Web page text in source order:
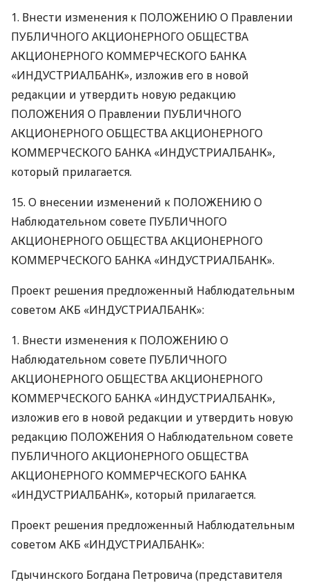
1. Внести изменения к ПОЛОЖЕНИЮ О Правлении
ПУБЛИЧНОГО АКЦИОНЕРНОГО ОБЩЕСТВА
АКЦИОНЕРНОГО КОММЕРЧЕСКОГО БАНКА
«ИНДУСТРИАЛБАНК», изложив его в новой
редакции и утвердить новую редакцию
ПОЛОЖЕНИЯ О Правлении ПУБЛИЧНОГО
АКЦИОНЕРНОГО ОБЩЕСТВААКЦИОНЕРНОГО
КОММЕРЧЕСКОГО БАНКА «ИНДУСТРИАЛБАНК»,
который прилагается.
15. О внесении изменений к ПОЛОЖЕНИЮ О
Наблюдательном совете ПУБЛИЧНОГО
АКЦИОНЕРНОГО ОБЩЕСТВААКЦИОНЕРНОГО
КОММЕРЧЕСКОГО БАНКА «ИНДУСТРИАЛБАНК».
Проект решения предложенный Наблюдательным
советом АКБ «ИНДУСТРИАЛБАНК»:
1. Внести изменения к ПОЛОЖЕНИЮ О
Наблюдательном совете ПУБЛИЧНОГО
АКЦИОНЕРНОГО ОБЩЕСТВААКЦИОНЕРНОГО
КОММЕРЧЕСКОГО БАНКА «ИНДУСТРИАЛБАНК»,
изложив его в новой редакции и утвердить новую
редакцию ПОЛОЖЕНИЯ О Наблюдательном совете
ПУБЛИЧНОГО АКЦИОНЕРНОГО ОБЩЕСТВА
АКЦИОНЕРНОГО КОММЕРЧЕСКОГО БАНКА
«ИНДУСТРИАЛБАНК», который прилагается.
Проект решения предложенный Наблюдательным
советом АКБ «ИНДУСТРИАЛБАНК»:
Гдычинского Богдана Петровича (представителя